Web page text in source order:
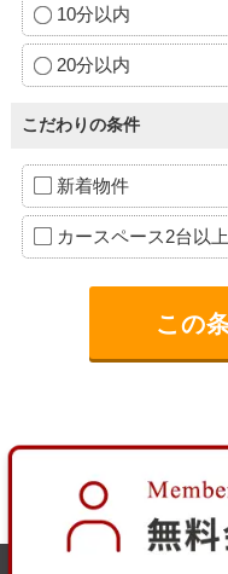
10分以内
20分以内
こだわりの条件
新着物件
カースペース2台以上